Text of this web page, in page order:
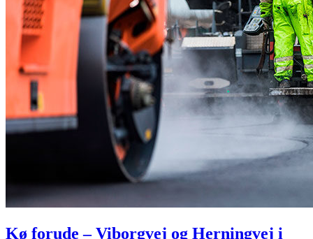
Kø forude – Viborgvej og Herningvej i